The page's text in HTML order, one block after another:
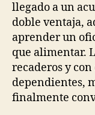
llegado a un
doble ventaja,
aprender un
que alimentar.
recaderos y
dependientes,
finalmente